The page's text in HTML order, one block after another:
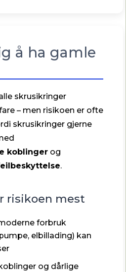
å ha gamle
skrusikringer
– men risikoen er ofte
skrusikringer gjerne
koblinger og
.
risikoen mest
forbruk
elbillading) kan
og dårlige